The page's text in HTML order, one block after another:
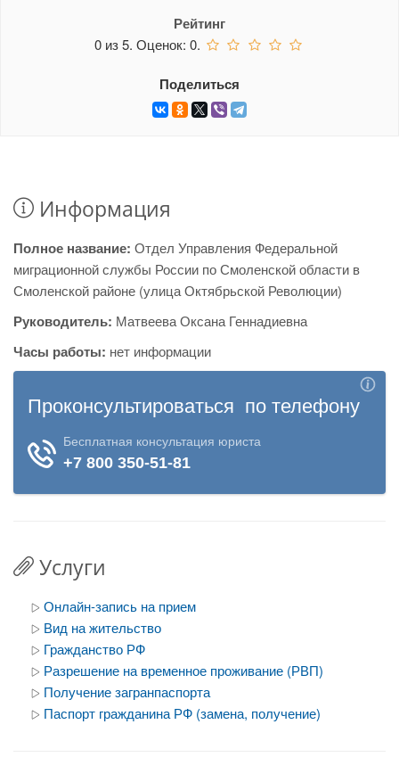
Рейтинг
0 из5. Оценок:0.
Поделиться
Информация
Полное название: Отдел Управления Федеральной
миграционной службы России по Смоленской области в
Смоленской районе (улица Октябрьской Революции)
Руководитель: Матвеева Оксана Геннадиевна
Часы работы: нет информации
Услуги
Онлайн-запись на прием
Вид на жительство
Гражданство РФ
Разрешение на временное проживание (РВП)
Получение загранпаспорта
Паспорт гражданина РФ (замена, получение)